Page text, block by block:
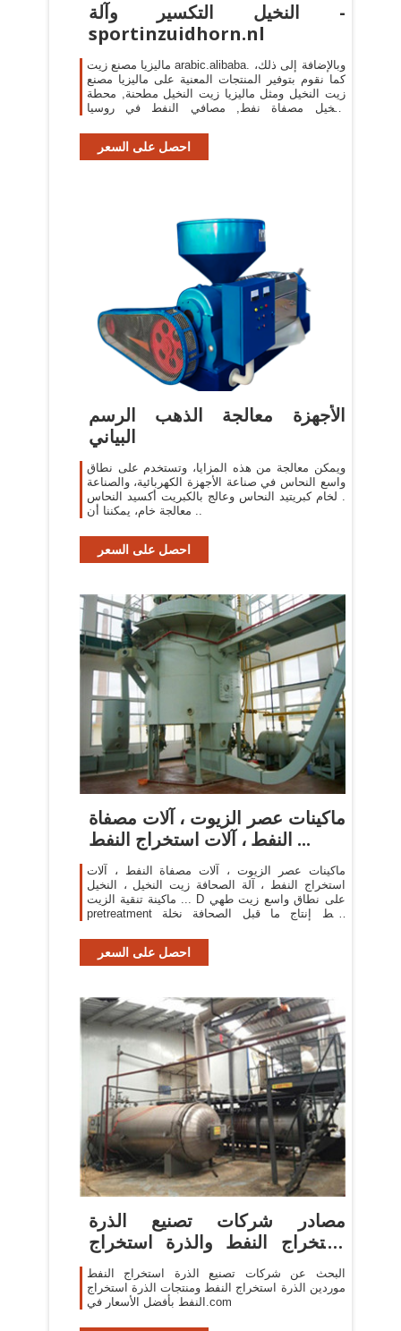
النخيل التكسير وآلة -
sportinzuidhorn.nl
ماليزيا مصنع زيت arabic.alibaba. وبالإضافة إلى ذلك،
كما نقوم بتوفير المنتجات المعنية على ماليزيا مصنع
زيت النخيل ومثل ماليزيا زيت النخيل مطحنة, محطة
النخيل مصفاة نفط, مصافي النفط في روسيا
احصل على السعر
الأجهزة معالجة الذهب الرسم
البياني
ويمكن معالجة من هذه المزايا، وتستخدم على نطاق
واسع النحاس في صناعة الأجهزة الكهربائية، والصناعة
. لخام كبريتيد النحاس وعالج بالكبريت أكسيد النحاس
معالجة خام، يمكننا أن ..
احصل على السعر
ماكينات عصر الزيوت ، آلات مصفاة
النفط ، آلات استخراج النفط ...
ماكينات عصر الزيوت ، آلات مصفاة النفط ، آلات
استخراج النفط ، آلة الصحافة زيت النخيل ، النخيل
ماكينة تنقية الزيت ... D على نطاق واسع زيت طهي
pretreatment وخط إنتاج ما قبل الصحافة نخلة
احصل على السعر
مصادر شركات تصنيع الذرة
استخراج النفط والذرة استخراج
النفط ...
البحث عن شركات تصنيع الذرة استخراج النفط
موردين الذرة استخراج النفط ومنتجات الذرة استخراج
النفط بأفضل الأسعار في.com